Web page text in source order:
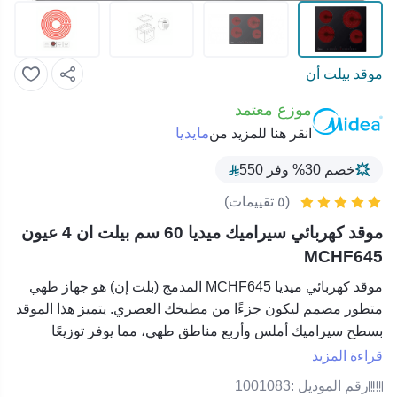
موقد بيلت أن
موزع معتمد
انقر هنا للمزيد منمايديا
خصم 30% وفر 550
(٥ تقييمات)
موقد كهربائي سيراميك ميديا 60 سم بيلت ان 4 عيون
MCHF645
موقد كهربائي ميديا MCHF645 المدمج (بلت إن)
هو جهاز طهي
متطور مصمم ليكون جزءًا من مطبخك العصري. يتميز هذا الموقد
بسطح سيراميك أملس وأربع مناطق طهي، مما يوفر توزيعًا
متساويًا للحرارة ويتيح لك التحكم الدقيق في عملية الطهي.
قراءة المزيد
رقم الموديل :1001083